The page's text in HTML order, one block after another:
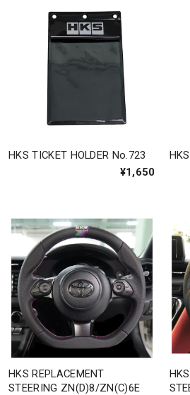
HKS TICKET HOLDER No.723
¥1,650
HKS REPLACEMENT
STEERING ZN(D)8/ZN(C)6E